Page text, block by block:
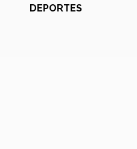
DEPORTES